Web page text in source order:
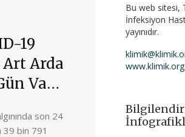
19
Art Arda
Vaka
son 24
bin 791
Bu web sitesi,
İnfeksiyon
yayınıdır.